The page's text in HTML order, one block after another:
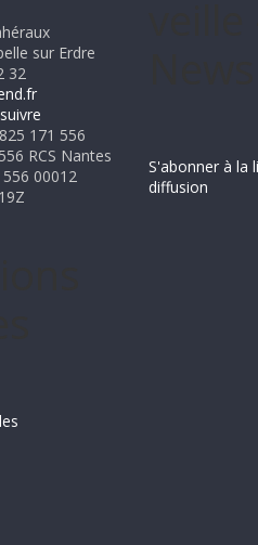
sur Erdre
32
171 556
RCS Nantes
00012
S'abonner à la
diffusion